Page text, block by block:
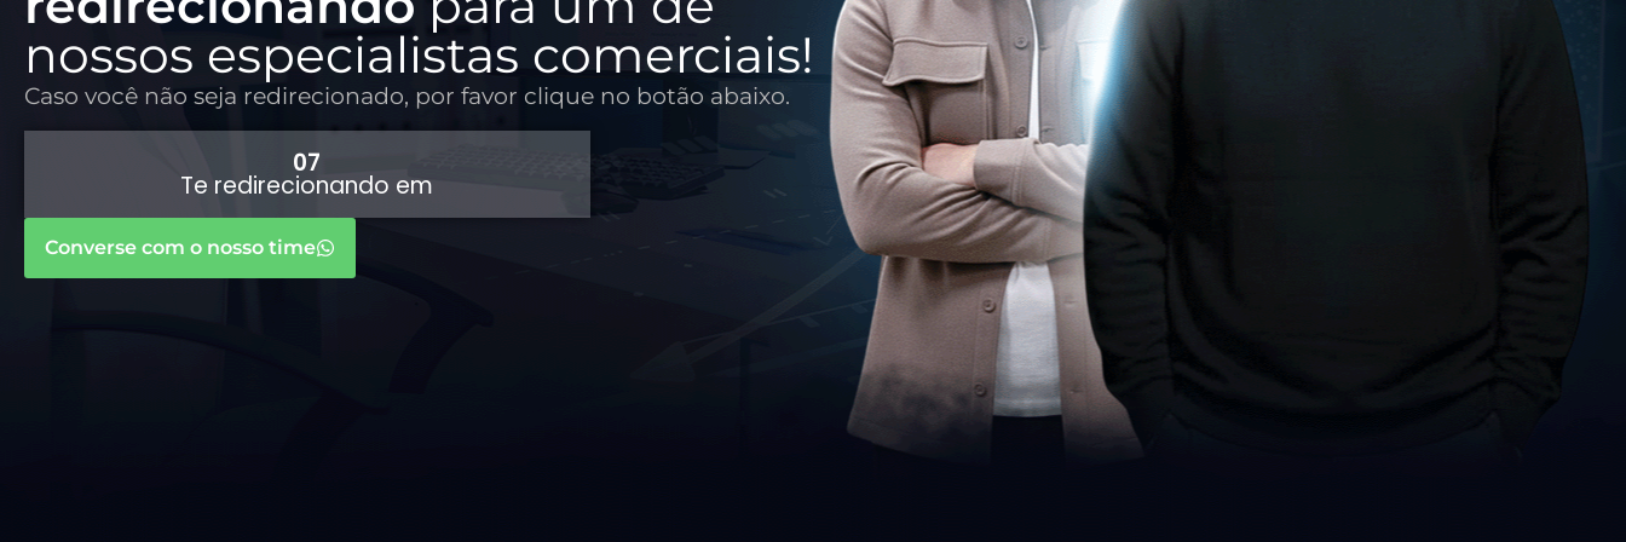
nossos especialistas comerciais!
Caso você não seja redirecionado, por favor clique no botão abaixo.
07
Te redirecionando em
Converse com o nosso time